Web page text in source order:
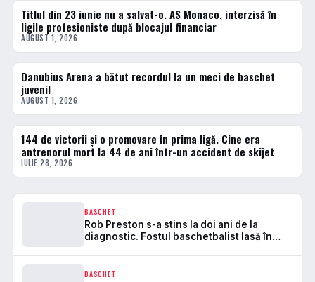
BASCHET
Titlul din 23 iunie nu a salvat-o. AS Monaco, interzisă în
ligile profesioniste după blocajul financiar
AUGUST 1, 2026
BASCHET
Danubius Arena a bătut recordul la un meci de baschet
juvenil
AUGUST 1, 2026
BASCHET
144 de victorii și o promovare în prima ligă. Cine era
antrenorul mort la 44 de ani într-un accident de skijet
IULIE 28, 2026
BASCHET
Rob Preston s-a stins la doi ani de la
diagnostic. Fostul baschetbalist lasă în
BASCHET